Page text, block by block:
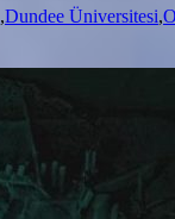
,Dundee Üniversitesi,